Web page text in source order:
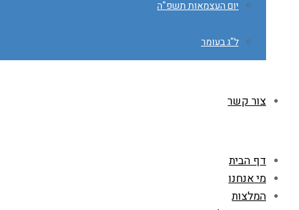
יום העצמאות תשפ"ה
ל"ג בעומר
צור קשר
דף הבית
מי אנחנו
המלצות